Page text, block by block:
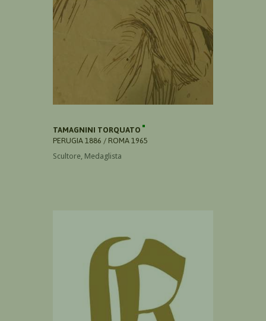
TAMAGNINI TORQUATO
PERUGIA 1886 / ROMA 1965
Scultore, Medaglista